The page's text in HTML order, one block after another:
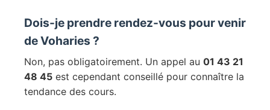
Dois-je prendre rendez-vous pour venir
de Voharies ?
Non, pas obligatoirement. Un appel au 01 43 21
48 45 est cependant conseillé pour connaître la
tendance des cours.